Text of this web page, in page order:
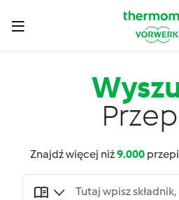
Znajdź więcej niż9.000